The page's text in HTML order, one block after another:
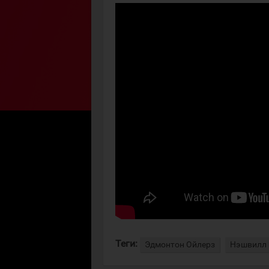
Теги: Эдмонтон Ойлерз Нэшвилл